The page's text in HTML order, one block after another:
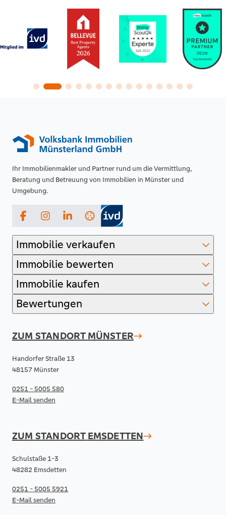
Ihr Immobilienmakler und Partner rund um die Vermittlung,
Beratung und Betreuung von Immobilien in Münster und
Umgebung.
FacebookInstagramLinkedIn
Immobilie verkaufen
Immobilie bewerten
Immobilie kaufen
Bewertungen
ZUM STANDORT MÜNSTER
Handorfer Straße 13
48157 Münster
0251 - 5005 580
E-Mail senden
ZUM STANDORT EMSDETTEN
Schulstaße 1-3
48282 Emsdetten
0251 - 5005 5921
E-Mail senden